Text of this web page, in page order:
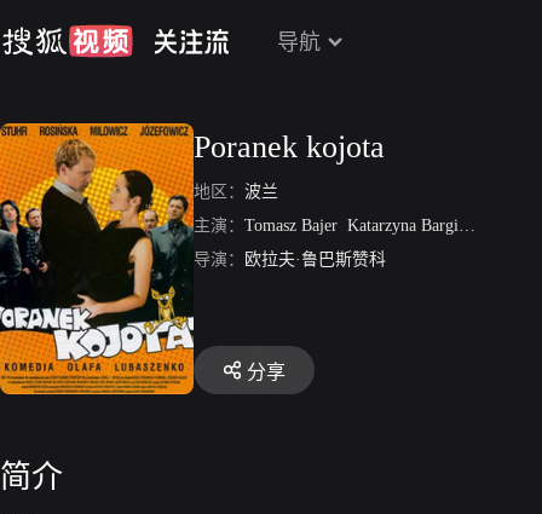
导航
Poranek kojota
地区： 波兰
主演： Tomasz Bajer Katarzyna Bargielowska
导演：
欧拉夫·鲁巴斯赞科
分享
简介